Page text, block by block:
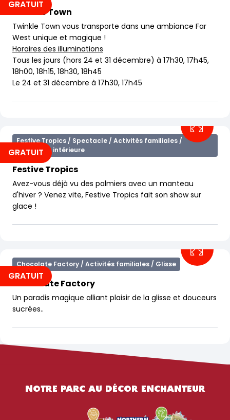
GRATUIT
Twinkle Town
Twinkle Town vous transporte dans une ambiance Far
West unique et magique !
Horaires des illuminations
Tous les jours (hors 24 et 31 décembre) à 17h30, 17h45,
18h00, 18h15, 18h30, 18h45
Le 24 et 31 décembre à 17h30, 17h45
GRATUIT
Festive Tropics / Spectacle / Activités familiales /
Attraction intérieure
Festive Tropics
Avez-vous déjà vu des palmiers avec un manteau
d'hiver ? Venez vite, Festive Tropics fait son show sur
glace !
GRATUIT
Chocolate Factory / Activités familiales / Glisse
Chocolate Factory
Un paradis magique alliant plaisir de la glisse et douceurs
sucrées..
NOTRE PARC AU DÉCOR ENCHANTEUR